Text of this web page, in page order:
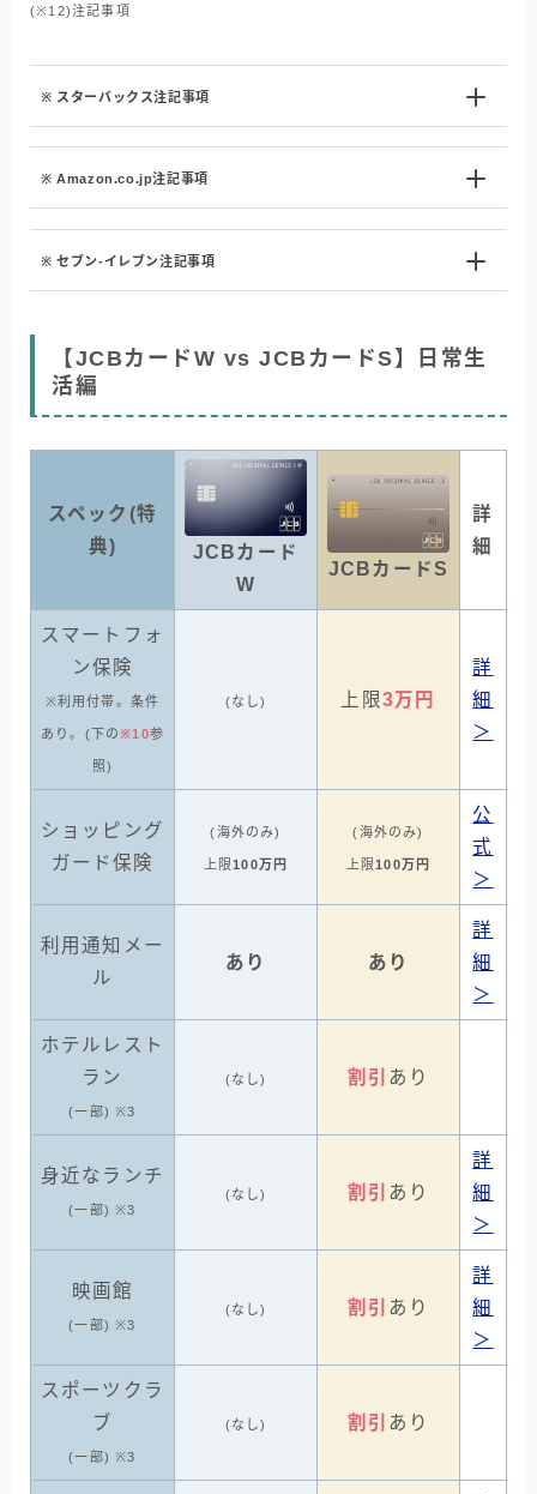
(※12)注記事項
※ スターバックス注記事項
※ Amazon.co.jp注記事項
※ セブン-イレブン注記事項
【JCBカードW vs JCBカードS】日常生
活編
スペック(特
典)
JCBカード
W
JCBカードS
詳
細
スマートフォ
ン保険
※利用付帯。条件
あり。(下の※10参
照)
(なし) 上限3万円
詳
細
＞
ショッピング
ガード保険
(海外のみ)
上限100万円
(海外のみ)
上限100万円
公
式
＞
利用通知メー
ル
あり あり
詳
細
＞
ホテルレスト
ラン
(一部) ※3
(なし) 割引 あり
身近なランチ
(一部) ※3
(なし) 割引 あり
詳
細
＞
映画館
(一部) ※3
(なし) 割引 あり
詳
細
＞
スポーツクラ
ブ
(一部) ※3
(なし) 割引 あり